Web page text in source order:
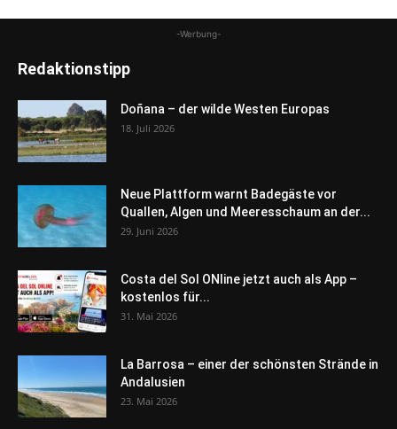
-Werbung-
Redaktionstipp
Doñana – der wilde Westen Europas
18. Juli 2026
Neue Plattform warnt Badegäste vor
Quallen, Algen und Meeresschaum an der...
29. Juni 2026
Costa del Sol ONline jetzt auch als App –
kostenlos für...
31. Mai 2026
La Barrosa – einer der schönsten Strände in
Andalusien
23. Mai 2026